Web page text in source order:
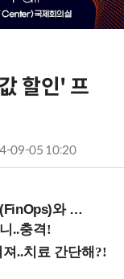
할인' 프
09-05 10:20
스 (8/21 잠실역)